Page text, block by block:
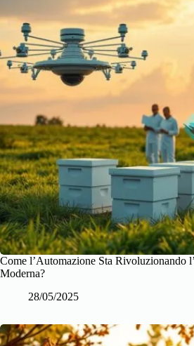
Come l’Automazione Sta Rivoluzionando
Moderna?
28/05/2025